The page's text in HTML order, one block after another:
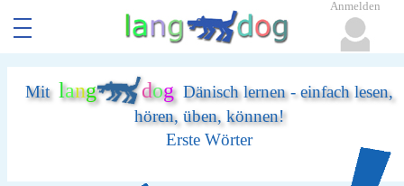
Mit lang dogDänisch lernen - einfach lesen,
hören, üben, können!
Erste Wörter
Anmelden